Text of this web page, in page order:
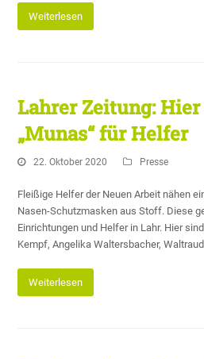
Weiterlesen
Lahrer Zeitung:
„Munas“ für Helfer
22. Oktober 2020 Presse
Fleißige Helfer der Neuen Arbeit nähen
Nasen-Schutzmasken aus Stoff. Diese
Einrichtungen und Helfer in Lahr. Hier
Kempf, Angelika Waltersbacher,
Weiterlesen